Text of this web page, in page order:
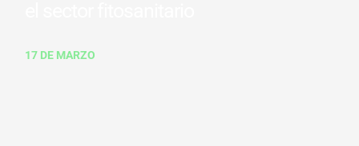
17 DE MARZO